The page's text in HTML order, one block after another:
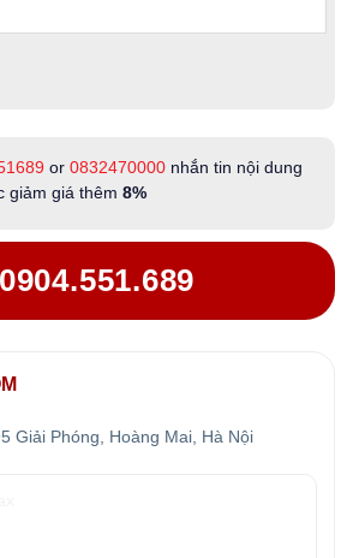
or 0832470000nhắn tin nội dung
giảm giá thêm 8%
0904.551.689
Giải Phóng, Hoàng Mai, Hà Nội